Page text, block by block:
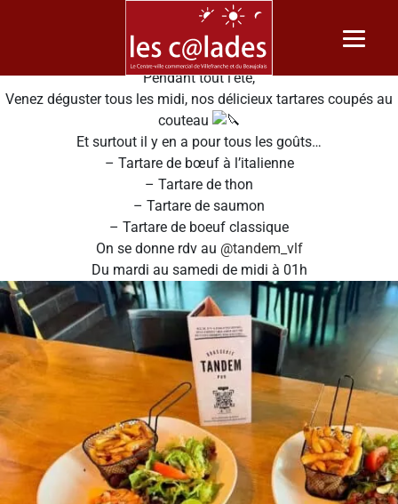
TANDEM BRASSERIE & PUB
Pendant tout l’été,
Venez déguster tous les midi, nos délicieux tartares coupés au
couteau
Et surtout il y en a pour tous les goûts…
– Tartare de bœuf à l’italienne
– Tartare de thon
– Tartare de saumon
– Tartare de boeuf classique
On se donne rdv au @tandem_vlf
Du mardi au samedi de midi à 01h